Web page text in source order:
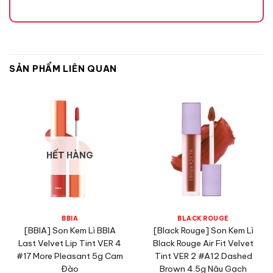
SẢN PHẨM LIÊN QUAN
HẾT HÀNG
BBIA
[BBIA] Son Kem Lì BBIA
Last Velvet Lip Tint VER 4
#17 More Pleasant 5g Cam
Đào
BLACK ROUGE
[Black Rouge] Son Kem Lì
Black Rouge Air Fit Velvet
Tint VER 2 #A12 Dashed
Brown 4.5g Nâu Gạch